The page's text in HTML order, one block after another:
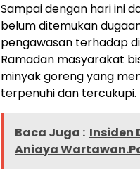
Sampai dengan hari ini
belum ditemukan
pengawasan terhadap
Ramadan masyarakat
minyak goreng yang
terpenuhi dan tercukupi.
Baca Juga : Insiden
Aniaya